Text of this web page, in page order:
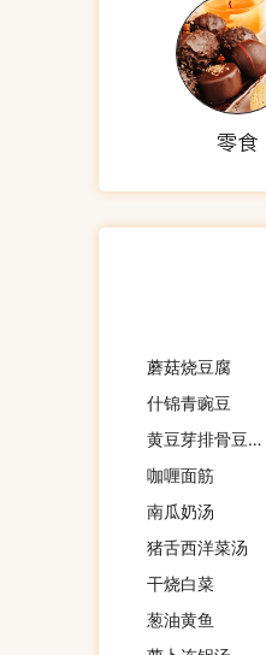
零食
蘑菇烧豆腐
什锦青豌豆
黄豆芽排骨豆腐汤
咖喱面筋
南瓜奶汤
猪舌西洋菜汤
干烧白菜
葱油黄鱼